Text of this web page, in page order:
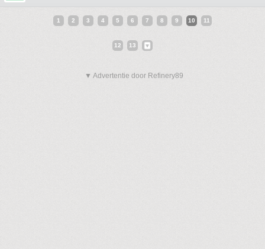
1 2 3 4 5 6 7 8 9 10 11
12 13
▼ Advertentie door Refinery89